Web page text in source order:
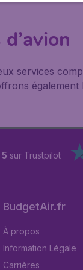
services
5 sur Trustpilot
BudgetAir.fr
À propos
Information Légale
Carrières